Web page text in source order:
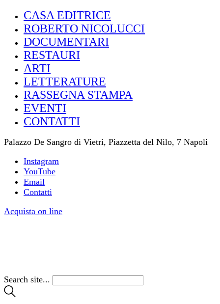
CASA EDITRICE
ROBERTO NICOLUCCI
DOCUMENTARI
RESTAURI
ARTI
LETTERATURE
RASSEGNA STAMPA
EVENTI
CONTATTI
Palazzo De Sangro di Vietri, Piazzetta del Nilo, 7 Napoli
Instagram
YouTube
Email
Contatti
Acquista on line
Search site...